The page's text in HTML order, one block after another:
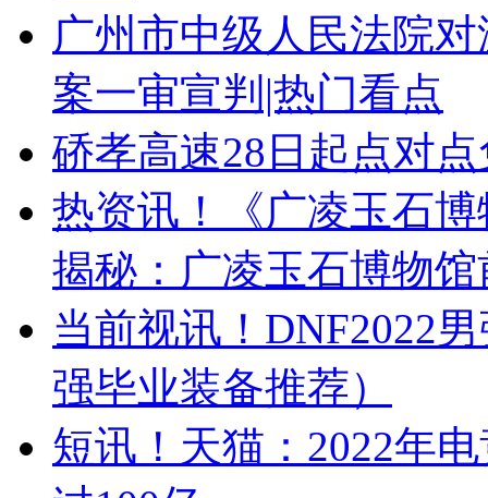
广州市中级人民法院
案一审宣判|热门看点
硚孝高速28日起点对
热资讯！《广凌玉石
揭秘：广凌玉石博物
当前视讯！DNF2022
强毕业装备推荐）
短讯！天猫：2022年